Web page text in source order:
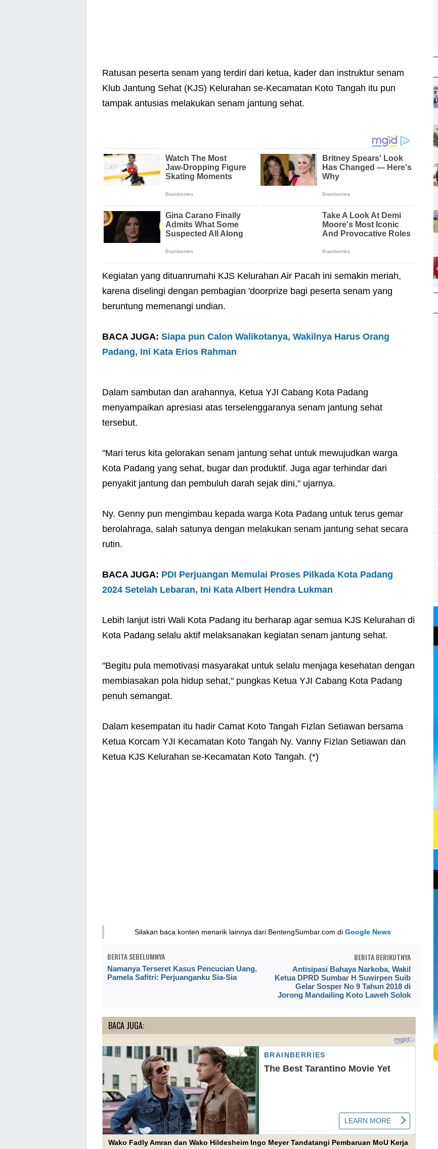
Ratusan peserta senam yang terdiri dari ketua, kader dan instruktur senam
Klub Jantung Sehat (KJS) Kelurahan se-Kecamatan Koto Tangah itu pun
tampak antusias melakukan senam jantung sehat.
Kegiatan yang dituanrumahi KJS Kelurahan Air Pacah ini semakin meriah,
karena diselingi dengan pembagian 'doorprize bagi peserta senam yang
beruntung memenangi undian.
BACA JUGA: Siapa pun Calon Walikotanya, Wakilnya Harus Orang
Padang, Ini Kata Erios Rahman
Dalam sambutan dan arahannya, Ketua YJI Cabang Kota Padang
menyampaikan apresiasi atas terselenggaranya senam jantung sehat
tersebut.
"Mari terus kita gelorakan senam jantung sehat untuk mewujudkan warga
Kota Padang yang sehat, bugar dan produktif. Juga agar terhindar dari
penyakit jantung dan pembuluh darah sejak dini," ujarnya.
Ny. Genny pun mengimbau kepada warga Kota Padang untuk terus gemar
berolahraga, salah satunya dengan melakukan senam jantung sehat secara
rutin.
BACA JUGA: PDI Perjuangan Memulai Proses Pilkada Kota Padang
2024 Setelah Lebaran, Ini Kata Albert Hendra Lukman
Lebih lanjut istri Wali Kota Padang itu berharap agar semua KJS Kelurahan di
Kota Padang selalu aktif melaksanakan kegiatan senam jantung sehat.
"Begitu pula memotivasi masyarakat untuk selalu menjaga kesehatan dengan
membiasakan pola hidup sehat," pungkas Ketua YJI Cabang Kota Padang
penuh semangat.
Dalam kesempatan itu hadir Camat Koto Tangah Fizlan Setiawan bersama
Ketua Korcam YJI Kecamatan Koto Tangah Ny. Vanny Fizlan Setiawan dan
Ketua KJS Kelurahan se-Kecamatan Koto Tangah. (*)
Silakan baca konten menarik lainnya dari BentengSumbar.com diGoogle News
BERITA SEBELUMNYA
Namanya Terseret Kasus Pencucian Uang,
Pamela Safitri: Perjuanganku Sia-Sia
BERITA BERIKUTNYA
Antisipasi Bahaya Narkoba, Wakil
Ketua DPRD Sumbar H Suwirpen Suib
Gelar Sosper No 9 Tahun 2018 di
Jorong Mandailing Koto Laweh Solok
BACA JUGA:
Wako Fadly Amran dan Wako Hildesheim Ingo Meyer Tandatangi Pembaruan MoU Kerja